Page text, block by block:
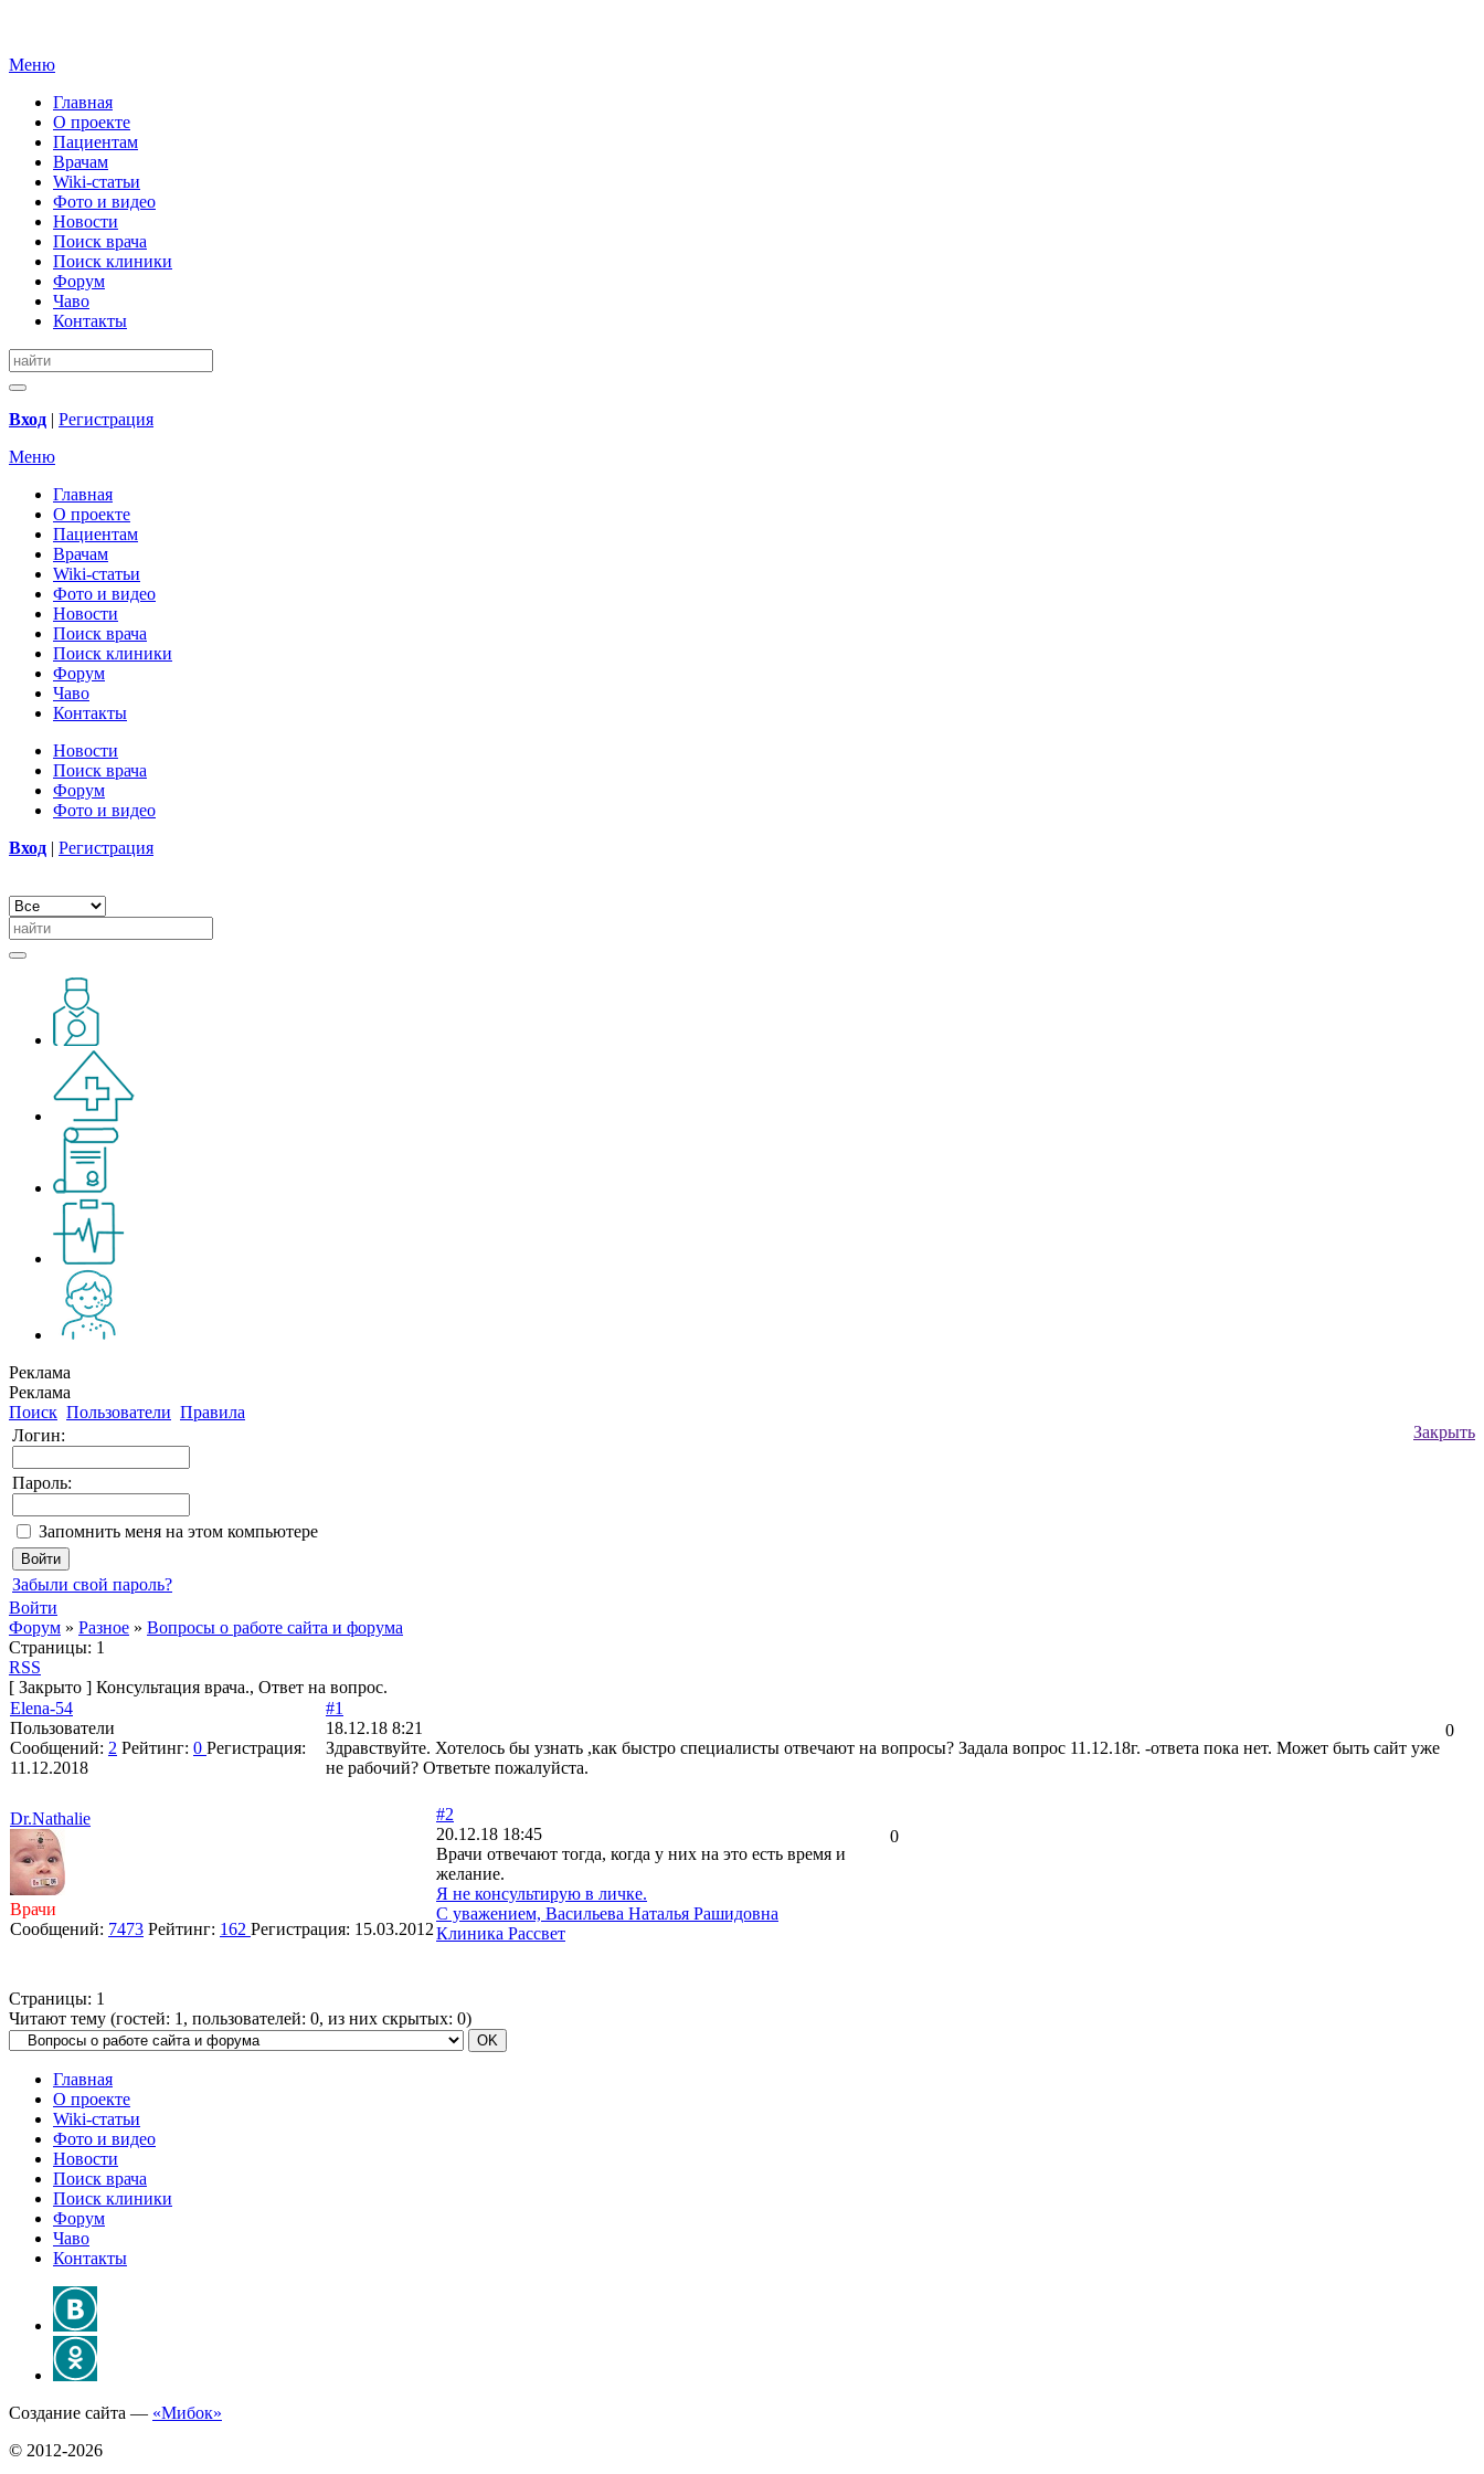
Меню
Главная
О проекте
Пациентам
Врачам
Wiki-статьи
Фото и видео
Новости
Поиск врача
Поиск клиники
Форум
Чаво
Контакты
Вход | Регистрация
Меню
Главная
О проекте
Пациентам
Врачам
Wiki-статьи
Фото и видео
Новости
Поиск врача
Поиск клиники
Форум
Чаво
Контакты
Новости
Поиск врача
Форум
Фото и видео
Вход | Регистрация
Реклама
Реклама
Поиск Пользователи Правила
Закрыть
Логин:
Пароль:
Запомнить меня на этом компьютере
Забыли свой пароль?
Войти
Форум » Разное » Вопросы о работе сайта и форума
Страницы: 1
RSS
[ Закрыто ] Консультация врача., Ответ на вопрос.
Elena-54
Пользователи
Сообщений: 2 Рейтинг: 0 Регистрация:
11.12.2018
#1
0
18.12.18 8:21
Здравствуйте. Хотелось бы узнать ,как быстро специалисты отвечают на вопросы? Задала вопрос 11.12.18г. -ответа пока нет. Может быть сайт уже
не рабочий? Ответьте пожалуйста.
Dr.Nathalie
Врачи
Сообщений: 7473 Рейтинг: 162 Регистрация: 15.03.2012
#2
0
20.12.18 18:45
Врачи отвечают тогда, когда у них на это есть время и
желание.
Я не консультирую в личке.
С уважением, Васильева Наталья Рашидовна
Клиника Рассвет
Страницы: 1
Читают тему (гостей: 1 , пользователей: 0, из них скрытых: 0)
Главная
О проекте
Wiki-статьи
Фото и видео
Новости
Поиск врача
Поиск клиники
Форум
Чаво
Контакты
Создание сайта — «Мибок»
© 2012-2026